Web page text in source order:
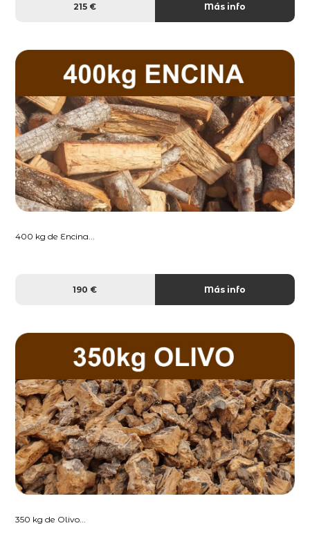
215 € Más info
400 kg de Encina...
190 € Más info
350 kg de Olivo...